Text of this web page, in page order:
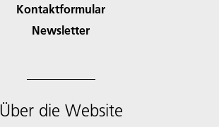
Kontaktformular
Newsletter
Über die Website